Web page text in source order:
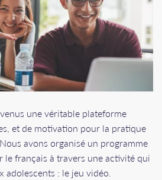
une véritable plateforme
et de motivation pour la pratique
avons organisé un programme
français à travers une activité qui
adolescents : le jeu vidéo.